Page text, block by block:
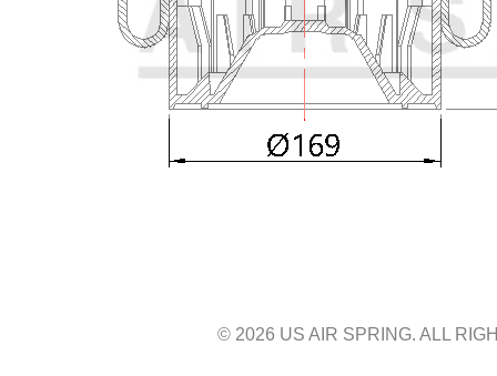
© 2026 US AIR SPRING. ALL